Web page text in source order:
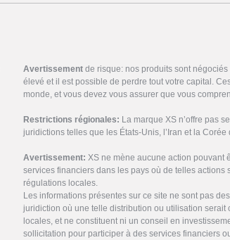
Avertissement de risque: nos produits sont
élevé et il est possible de perdre tout votre capital.
monde, et vous devez vous assurer que vous
Restrictions régionales: La marque XS n’offre pas
juridictions telles que les États-Unis, l’Iran et la Corée
Avertissement: XS ne mène aucune action pouvant
services financiers dans les pays où de telles
régulations locales.
Les informations présentes sur ce site ne sont pas
juridiction où une telle distribution ou utilisation
locales, et ne constituent ni un conseil en
sollicitation pour participer à des services financiers